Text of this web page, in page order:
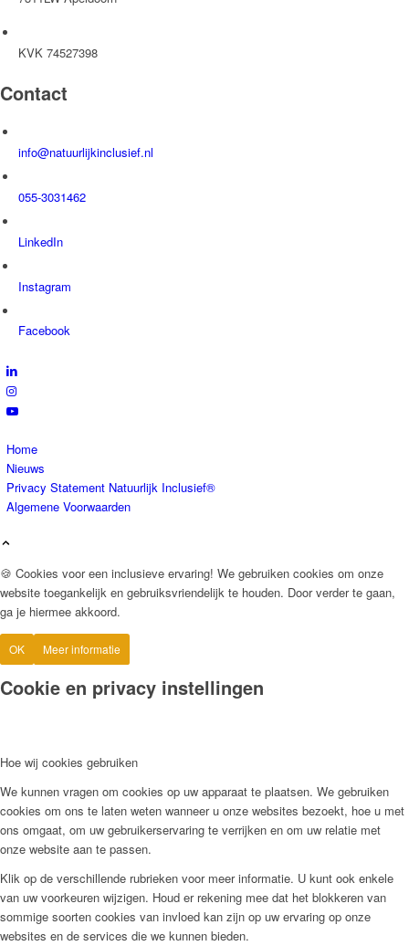
KVK 74527398
Contact
info@natuurlijkinclusief.nl
055-3031462
LinkedIn
Instagram
Facebook
Home
Nieuws
Privacy Statement Natuurlijk Inclusief®
Algemene Voorwaarden
🍪 Cookies voor een inclusieve ervaring! We gebruiken cookies om onze
website toegankelijk en gebruiksvriendelijk te houden. Door verder te gaan,
ga je hiermee akkoord.
OK Meer informatie
Cookie en privacy instellingen
Hoe wij cookies gebruiken
We kunnen vragen om cookies op uw apparaat te plaatsen. We gebruiken
cookies om ons te laten weten wanneer u onze websites bezoekt, hoe u met
ons omgaat, om uw gebruikerservaring te verrijken en om uw relatie met
onze website aan te passen.
Klik op de verschillende rubrieken voor meer informatie. U kunt ook enkele
van uw voorkeuren wijzigen. Houd er rekening mee dat het blokkeren van
sommige soorten cookies van invloed kan zijn op uw ervaring op onze
websites en de services die we kunnen bieden.